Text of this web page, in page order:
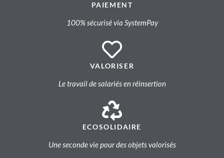
PAIEMENT
100% sécurisé via SystemPay
VALORISER
Le travail de salariés en réinsertion
ECOSOLIDAIRE
Une seconde vie pour des objets valorisés